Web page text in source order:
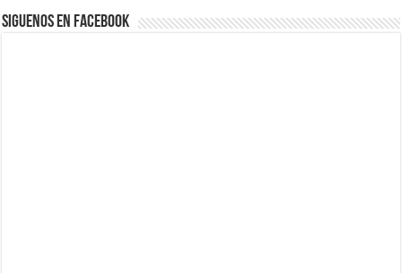
Siguenos en Facebook